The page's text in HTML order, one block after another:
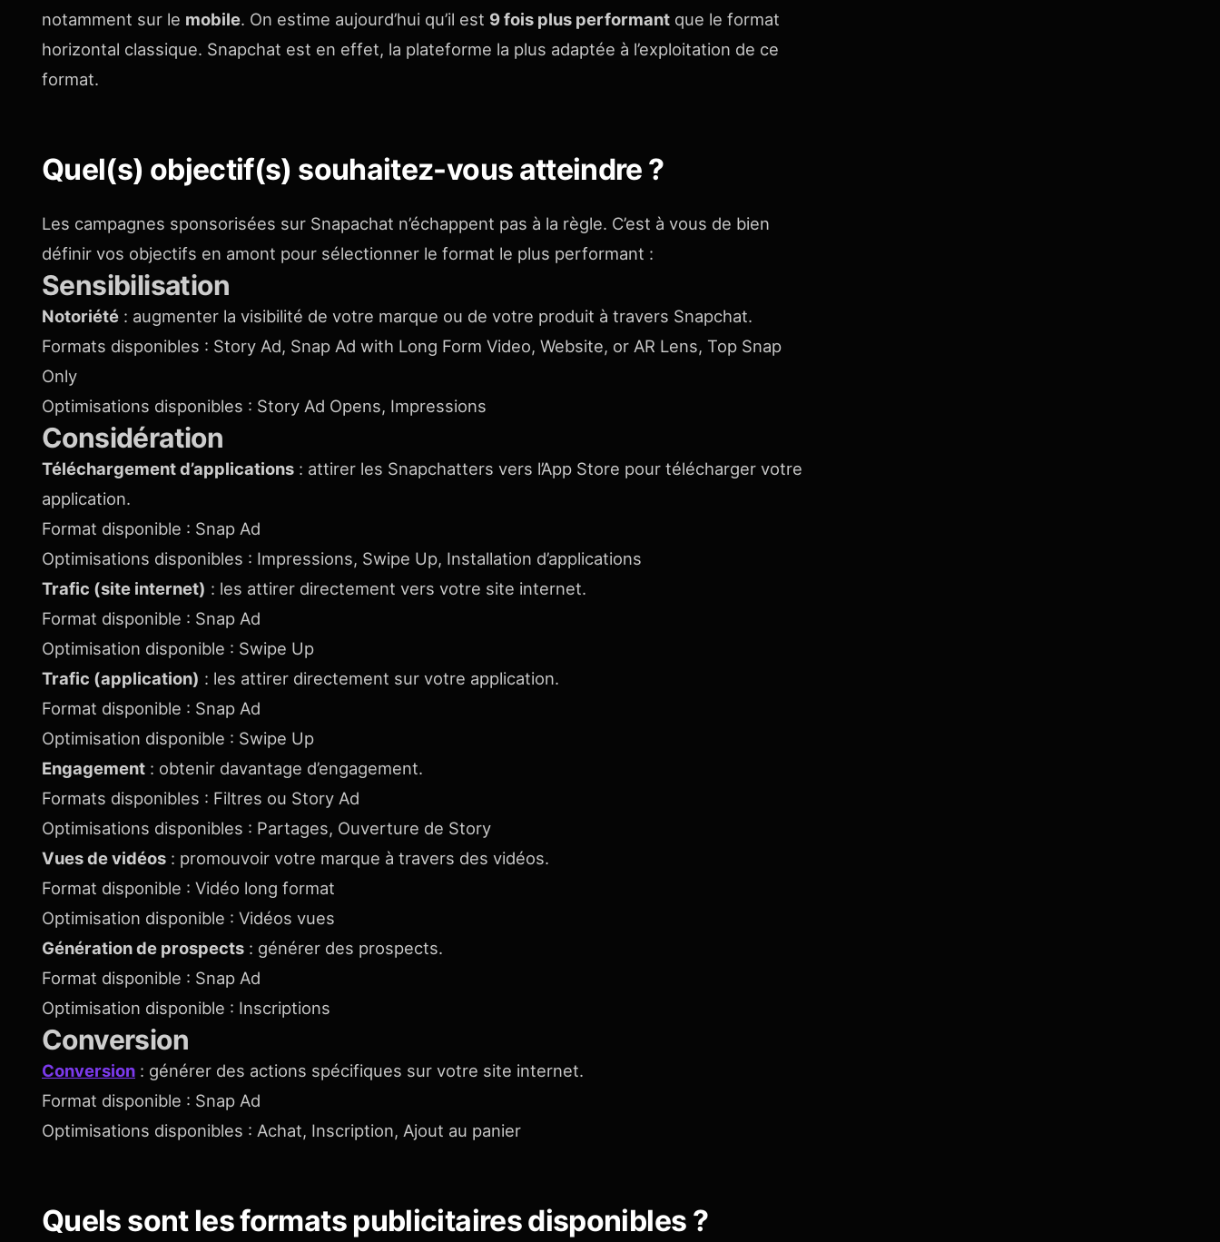
notamment sur le mobile. On estime aujourd’hui qu’il est 9 fois plus performant que le format
horizontal classique. Snapchat est en effet, la plateforme la plus adaptée à l’exploitation de ce
format.
Quel(s) objectif(s) souhaitez-vous atteindre ?
Les campagnes sponsorisées sur Snapachat n’échappent pas à la règle. C’est à vous de bien
définir vos objectifs en amont pour sélectionner le format le plus performant :
Sensibilisation
Notoriété : augmenter la visibilité de votre marque ou de votre produit à travers Snapchat.
Formats disponibles : Story Ad, Snap Ad with Long Form Video, Website, or AR Lens, Top Snap
Only
Optimisations disponibles : Story Ad Opens, Impressions
Considération
Téléchargement d’applications : attirer les Snapchatters vers l’App Store pour télécharger votre
application.
Format disponible : Snap Ad
Optimisations disponibles : Impressions, Swipe Up, Installation d’applications
Trafic (site internet) : les attirer directement vers votre site internet.
Format disponible : Snap Ad
Optimisation disponible : Swipe Up
Trafic (application) : les attirer directement sur votre application.
Format disponible : Snap Ad
Optimisation disponible : Swipe Up
Engagement : obtenir davantage d’engagement.
Formats disponibles : Filtres ou Story Ad
Optimisations disponibles : Partages, Ouverture de Story
Vues de vidéos : promouvoir votre marque à travers des vidéos.
Format disponible : Vidéo long format
Optimisation disponible : Vidéos vues
Génération de prospects : générer des prospects.
Format disponible : Snap Ad
Optimisation disponible : Inscriptions
Conversion
Conversion : générer des actions spécifiques sur votre site internet.
Format disponible : Snap Ad
Optimisations disponibles : Achat, Inscription, Ajout au panier
Quels sont les formats publicitaires disponibles ?